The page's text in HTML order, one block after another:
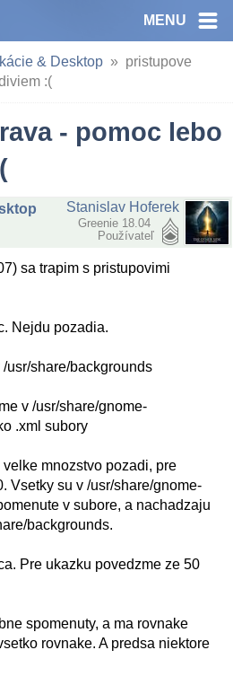
MENU
& Desktop
pristupove
:(
- pomoc lebo
Stanislav Hoferek
Greenie 18.04
Používateľ
sa trapim s pristupovimi
Nejdu pozadia.
usr/share/backgrounds
v /usr/share/gnome-
.xml subory
mnozstvo pozadi, pre
Vsetky su v /usr/share/gnome-
v subore, a nachadzaju
backgrounds.
Pre ukazku povedzme ze 50
spomenuty, a ma rovnake
rovnake. A predsa niektore